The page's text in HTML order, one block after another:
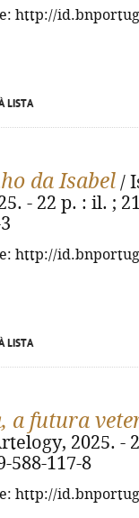
http://
LISTA
da Isabel /
- 22 p. : il. ;
http://
LISTA
a futura
2025. -
588-117-8
http://